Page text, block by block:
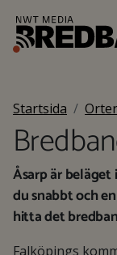
Startsida Orter
Åsarp är beläget
du snabbt och
hitta det
Falköpings